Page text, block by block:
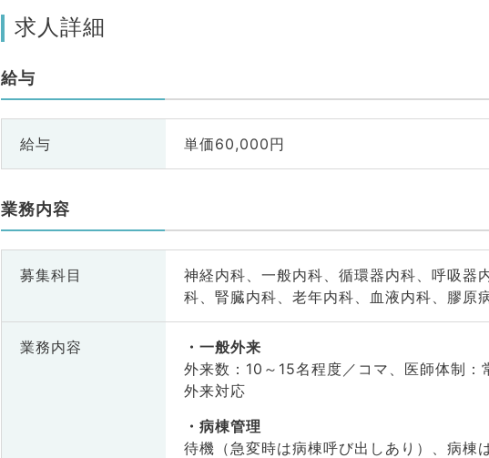
求人詳細
給与
給与 単価60,000円
業務内容
募集科目
神経内科、一般内科、循環器内科、呼吸器
科、腎臓内科、老年内科、血液内科、膠原
業務内容
一般外来
外来数：10～15名程度／コマ、医師体制：
外来対応
病棟管理
待機（急変時は病棟呼び出しあり）、病